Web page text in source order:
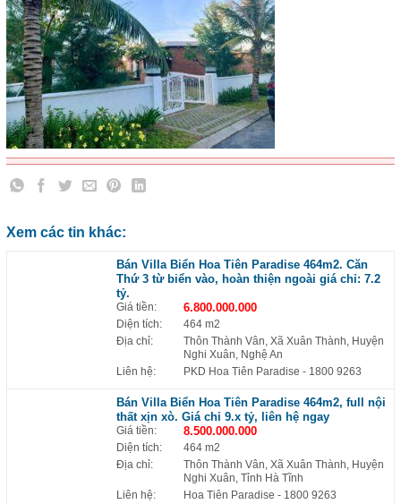
Xem các tin khác:
Bán Villa Biển Hoa Tiên Paradise 464m2. Căn
Thứ 3 từ biển vào, hoàn thiện ngoài giá chỉ: 7.2
tỷ.
Giá tiền: 6.800.000.000
Diện tích:
464 m2
Địa chỉ:
Thôn Thành Vân, Xã Xuân Thành, Huyện
Nghi Xuân, Nghệ An
Liên hệ:
PKD Hoa Tiên Paradise - 1800 9263
Bán Villa Biển Hoa Tiên Paradise 464m2, full nội
thất xịn xò. Giá chỉ 9.x tỷ, liên hệ ngay
Giá tiền: 8.500.000.000
Diện tích:
464 m2
Địa chỉ:
Thôn Thành Vân, Xã Xuân Thành, Huyện
Nghi Xuân, Tỉnh Hà Tĩnh
Liên hệ:
Hoa Tiên Paradise - 1800 9263